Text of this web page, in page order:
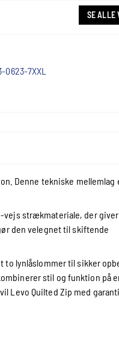
SE ALLE
0623-7XXL
Denne tekniske mellemlag
vejs strækmateriale, der giver
den velegnet til skiftende
to lynlåslommer til sikker
stil og funktion på
Levo Quilted Zip med